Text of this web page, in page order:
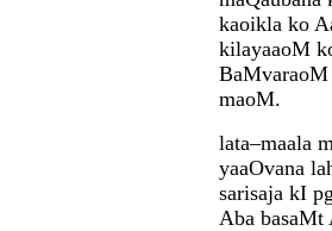
kaoikla ko
kilayaaoM
BaMvaraoM
maoM.
lata–maala
yaaOvana
sarisaja kI
Aba basaMt